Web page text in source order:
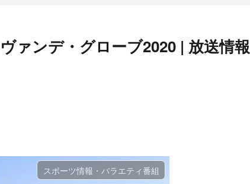
ァンデ・グローブ2020 | 放送情報
スポーツ情報・バラエティ番組